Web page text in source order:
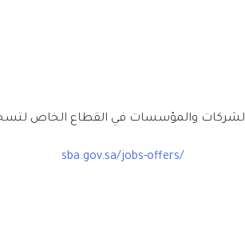
والمؤسسات في القطاع الخاص
sba.gov.sa/jobs-offers/